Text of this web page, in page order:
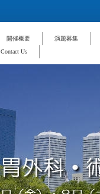
開催概要
演題募集
Contact Us